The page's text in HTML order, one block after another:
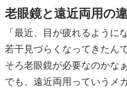
老眼鏡と遠近両用の
「最近、目が疲れるように
若干見づらくなってきたん
そろ老眼鏡が必要なのかな
でも、遠近両用っていうメ